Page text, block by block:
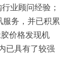
业顾问经验；
务，并已积累
价格发现机
已具有了较强